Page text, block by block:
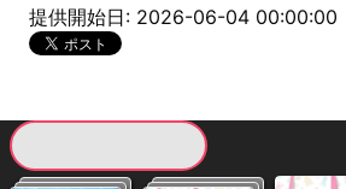
提供開始日: 2026-06-04 00:00:00